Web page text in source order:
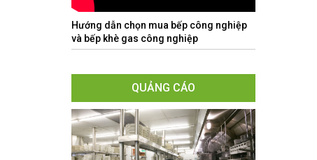
Hướng dẫn chọn mua bếp công nghiệp
và bếp khè gas công nghiệp
QUẢNG CÁO